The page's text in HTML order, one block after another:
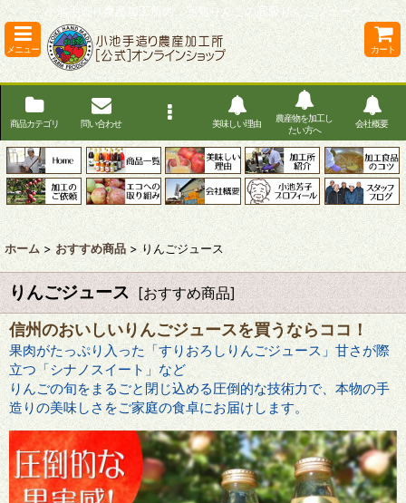
小池手造り農産加工所の、完熟りんごの高級りんごジュース
メニュー カート
商品カテゴリ 問い合わせ 美味しい理由
農産物を加工し
たい方へ
会社概要
ホーム > おすすめ商品 > りんごジュース
りんごジュース [おすすめ商品]
信州のおいしいりんごジュースを買うならココ！
果肉がたっぷり入った「すりおろしりんごジュース」甘さが際
立つ「シナノスイート」など
りんごの旬をまるごと閉じ込める圧倒的な技術力で、本物の手
造りの美味しさをご家庭の食卓にお届けします。